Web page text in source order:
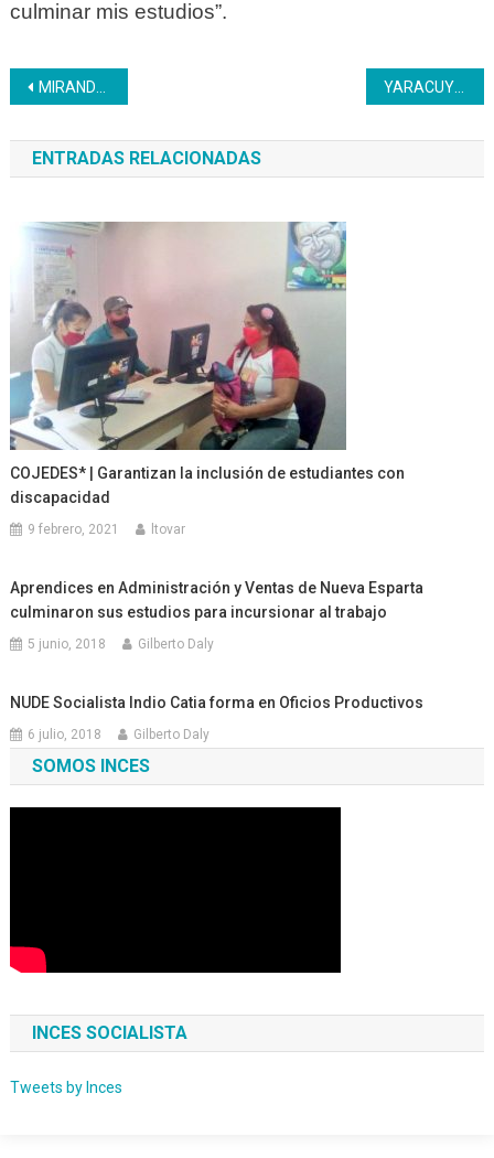
culminar mis estudios”.
Navegación
de
entradas
MIRANDA | Continua formación de organización de eventos y protocolo YARACUY | Continúan jornadas formativas en entidades de trabajo
ENTRADAS RELACIONADAS
COJEDES* | Garantizan la inclusión de estudiantes con
discapacidad
9 febrero, 2021 ltovar
Aprendices en Administración y Ventas de Nueva Esparta
culminaron sus estudios para incursionar al trabajo
5 junio, 2018 Gilberto Daly
NUDE Socialista Indio Catia forma en Oficios Productivos
6 julio, 2018 Gilberto Daly
SOMOS INCES
INCES SOCIALISTA
Tweets by Inces